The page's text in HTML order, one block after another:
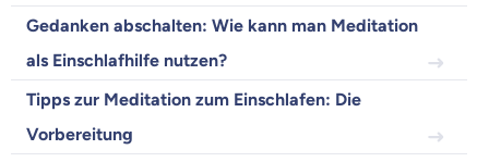
Gedanken abschalten: Wie kann man Meditation
als Einschlafhilfe nutzen?
Tipps zur Meditation zum Einschlafen: Die
Vorbereitung
Beamten
Versicherung